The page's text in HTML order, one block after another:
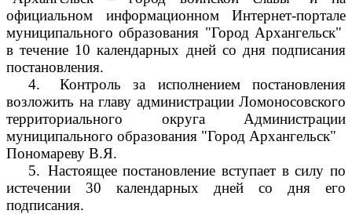
официальном информационном Интернет-портале
муниципального образования "Город Архангельск"
в течение 10 календарных дней со дня подписания
постановления.
4.
Контроль за исполнением постановления
возложить на главу администрации Ломоносовского
территориального округа Администрации
муниципального образования "Город Архангельск"
Пономареву В.Я.
5. Настоящее постановление вступает в силу по
истечении 30 календарных дней со дня его
подписания.